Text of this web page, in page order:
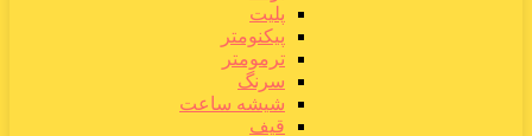
پلیت
پیکنومتر
ترمومتر
سرنگ
شیشه ساعت
قیف